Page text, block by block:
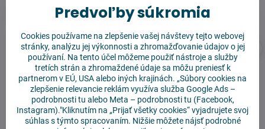
Mopovacia textília pre
Xiaomi Roborock Q8
Max/Q8 Max +/Q5
Pro+/Q5 Pro - 2ks
Vypredané
Xiaomi RoborockQ8
Max/Q8 Max +/Q5
Pro+/Q5 Pro Corner
Brush 2 ks
Skladom
Predvoľby súkromia
Cookies používame na zlepšenie vašej návštevy tejto webovej
stránky, analýzu jej výkonnosti a zhromažďovanie údajov o jej
používaní. Na tento účel môžeme použiť nástroje a služby
tretích strán a zhromaždené údaje sa môžu preniesť k
partnerom v EÚ, USA alebo iných krajinách. „Súbory cookies na
zlepšenie relevancie reklám využíva služba Google Ads –
podrobnosti tu alebo Meta – podrobnosti tu (Facebook,
Instagram)."Kliknutím na „Prijať všetky cookies“ vyjadrujete svoj
súhlas s týmto spracovaním. Nižšie môžete nájsť podrobné